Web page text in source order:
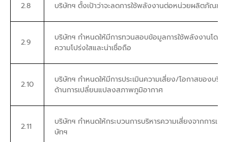
2.8 บริษัทฯ ตั้งเป้าว่าจะลดการใช้พลังงานต่อหน่วยผลิตภัณฑ์
2.9
บริษัทฯ กำหนดให้มีการทวนสอบข้อมูลการใช้พลังงานโ
ความโปร่งใสและน่าเชื่อถือ
2.10
บริษัทฯ กำหนดให้มีการประเมินความเสี่ยง/โอกาสของบ
ด้านการเปลี่ยนแปลงสภาพภูมิอากาศ
2.11
บริษัทฯ กำหนดให้กระบวนการบริหารความเสี่ยงจากการ
ษัทฯ